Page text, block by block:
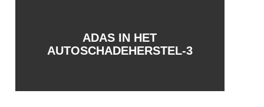
ADAS IN HET
AUTOSCHADEHERSTEL-3